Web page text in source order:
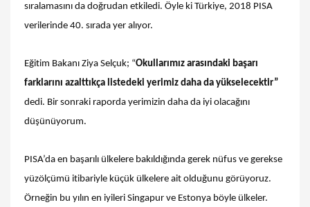
sıralamasını da doğrudan etkiledi. Öyle ki Türkiye, 2018 PISA
verilerinde 40. sırada yer alıyor.
Eğitim Bakanı Ziya Selçuk; “Okullarımız arasındaki başarı
farklarını azalttıkça listedeki yerimiz daha da yükselecektir”
dedi. Bir sonraki raporda yerimizin daha da iyi olacağını
düşünüyorum.
PISA’da en başarılı ülkelere bakıldığında gerek nüfus ve gerekse
yüzölçümü itibariyle küçük ülkelere ait olduğunu görüyoruz.
Örneğin bu yılın en iyileri Singapur ve Estonya böyle ülkeler.